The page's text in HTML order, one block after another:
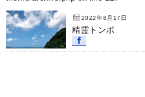
2022年8月17日
精霊トンボ